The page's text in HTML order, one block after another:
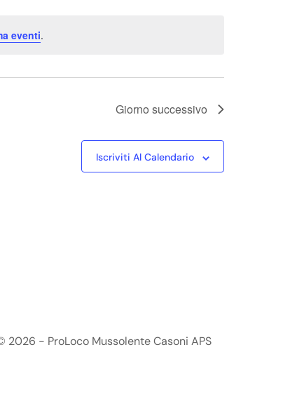
eventi.
Giorno successivo
Iscriviti Al Calendario
2026 - ProLoco Mussolente Casoni APS